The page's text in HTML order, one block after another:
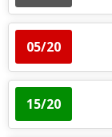
05/20
15/20